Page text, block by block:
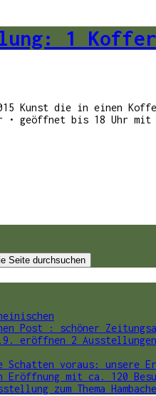
1 Koffer
Kunst die in einen
• geöffnet bis 18 Uhr
Post : schöner
eröffnen 2
voraus: unsere
Eröffnung mit ca. 120
zum Thema